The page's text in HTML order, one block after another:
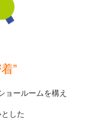
”
ョールームを構え
した